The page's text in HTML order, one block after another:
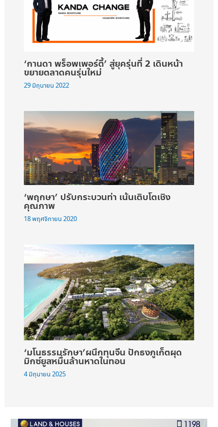
‘กานดา พร็อพเพอร์ตี้’ สู่ยุครุ่นที่ 2 เดินหน้า
ขยายตลาดคนรุ่นใหม่
29 มิถุนายน 2022
‘พฤกษา’ ปรับกระบวนท่า เน้นเติบโตเชิง
คุณภาพ
18 พฤศจิกายน 2020
‘มโนธรรมรักษา’ผนึกทุนจีน ปักธงภูเก็ตผุด
มิกซ์ยูสหมื่นล้านหาดในทอน
4 มิถุนายน 2025